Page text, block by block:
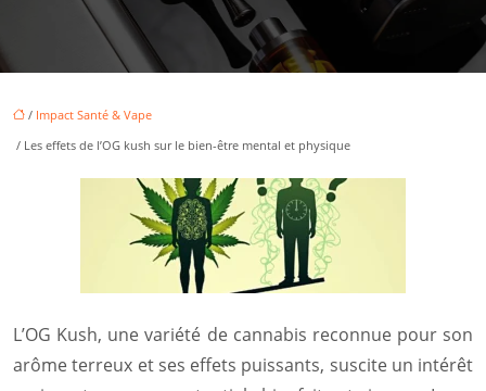
/ Impact Santé & Vape
/ Les effets de l’OG kush sur le bien-être mental et physique
L’OG Kush, une variété de cannabis reconnue pour son
arôme terreux et ses effets puissants, suscite un intérêt